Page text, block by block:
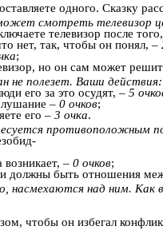
одного. Сказку
смотреть телевизор
телевизор после
нет, так, чтобы он понял, –
;
но он сам может
не полезет. Ваши действия:
его за это осудят, – 5
– 0 очков;
его – 3 очка.
противоположным
– 0 очков;
должны быть отношения
насмехаются над ним. Как
чтобы он избегал